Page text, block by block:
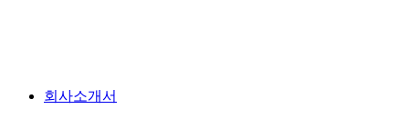
회사소개서